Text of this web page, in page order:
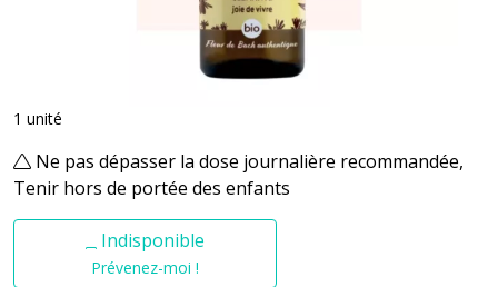
1 unité
Ne pas dépasser la dose journalière recommandée,
Tenir hors de portée des enfants
Indisponible
Prévenez-moi !